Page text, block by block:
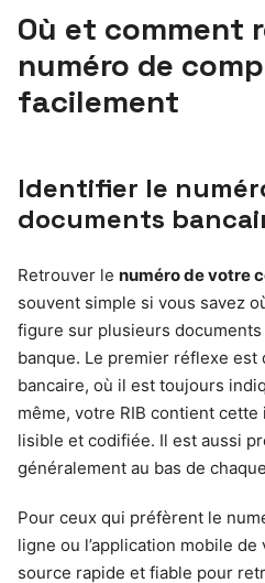
Où et comment
numéro de
facilement
Identifier le
documents
Retrouver le numéro de votre
souvent simple si vous savez
figure sur plusieurs
banque. Le premier réflexe
bancaire, où il est toujours
même, votre RIB contient
lisible et codifiée. Il est aussi
généralement au bas de
Pour ceux qui préfèrent le
ligne ou l’application mobile
source rapide et fiable pour